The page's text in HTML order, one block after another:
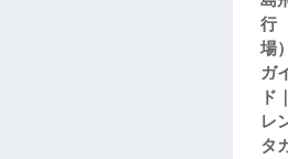
行
場
ガ
ド
レ
タ